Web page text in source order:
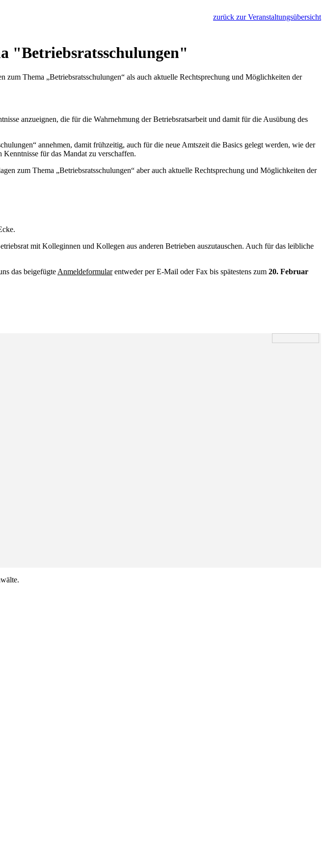
zurück zur Veranstaltungsübersicht
"Betriebsratsschulungen"
Thema „Betriebsratsschulungen“ als auch aktuelle Rechtsprechung und Möglichkeiten der
anzueignen, die für die Wahrnehmung der Betriebsratsarbeit und damit für die Ausübung des
annehmen, damit frühzeitig, auch für die neue Amtszeit die Basics gelegt werden, wie der
für das Mandat zu verschaffen.
zum Thema „Betriebsratsschulungen“ aber auch aktuelle Rechtsprechung und Möglichkeiten der
mit Kolleginnen und Kollegen aus anderen Betrieben auszutauschen. Auch für das leibliche
das beigefügte Anmeldeformularentweder per E-Mail oder Fax bis spätestens zum 20. Februar